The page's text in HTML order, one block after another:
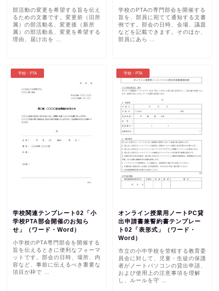
部活動の変更を希望する旨を伝え
るための文書です。変更前（旧所
属）の部活動名、変更後（新所
属）の部活動名、変更を希望する
理由、届け出を …
学校のPTAの専門部会を開催する
旨を、部員に宛てて通知する文書
例です。部会の日時、会場、議題
などを記載できます。そのほか、
部員にあら …
学校・PTA
学校関連テンプレート02「小
学校PTA部会開催のお知ら
せ」（ワード・Word）
小学校のPTA専門部会を開催する
旨を伝えるときに便利なフォーマ
ットです。部会の日時、場所、内
容など、事前に伝えるべき重要な
項目が枠で …
学校・PTA
オンライン授業用ノートPC貸
出申請書兼誓約書テンプレー
ト02「表形式」（ワード・
Word）
市立の小中学校を管轄する教育委
員会に対して、児童・生徒の保護
者がノートパソコンの貸出申請、
および使用上の注意事項を理解
し、ルールを守 …